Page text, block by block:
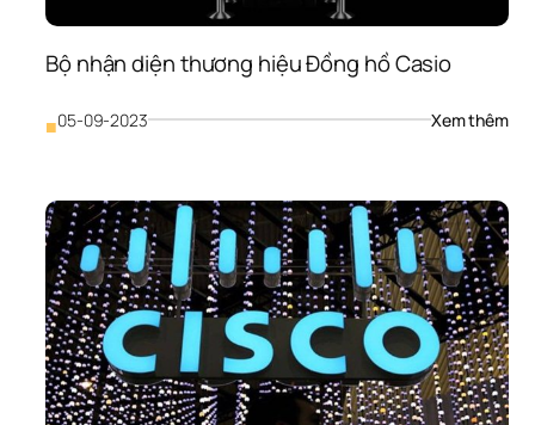
Bộ nhận diện thương hiệu Đồng hồ Casio
■05-09-2023 Xem thêm:
hồ